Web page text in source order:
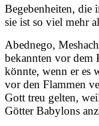
Begebenheiten, die
sie ist so viel mehr
Abednego,
bekannten vor dem
könnte, wenn er es
vor den Flammen
Gott treu gelten,
Götter Babylons